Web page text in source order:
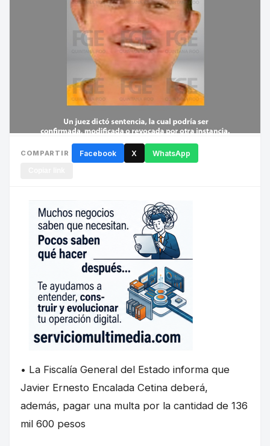
COMPARTIR Facebook X WhatsApp
• La Fiscalía General del Estado informa que
Javier Ernesto Encalada Cetina deberá,
además, pagar una multa por la cantidad de 136
mil 600 pesos